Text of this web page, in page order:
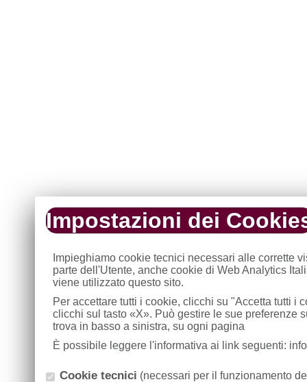
Impostazioni dei
Impieghiamo cookie tecnici necessari alle corrette
parte dell'Utente, anche cookie di Web Analytics
viene utilizzato questo sito.
Per accettare tutti i cookie, clicchi su "Accetta tutti
clicchi sul tasto «X». Può gestire le sue preferenze
trova in basso a sinistra, su ogni pagina
È possibile leggere l'informativa ai link seguenti:
Cookie tecnici (necessari per il funzionamento